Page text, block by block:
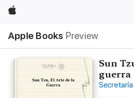
Apple
Apple Books Preview
Nav
Open
Menu
Sun
guerra